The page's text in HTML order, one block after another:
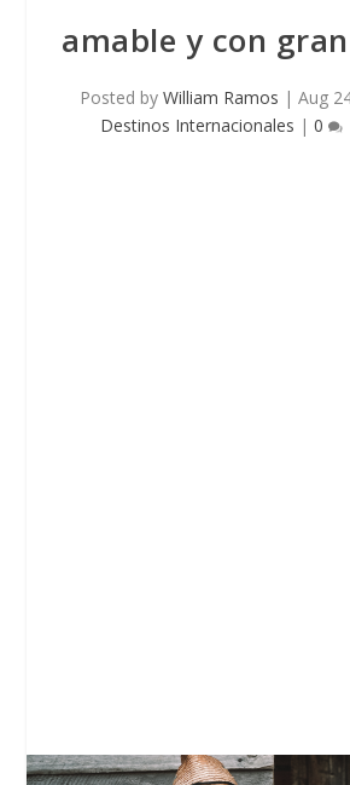
amable y con
Posted by William Ramos | Aug
Destinos Internacionales | 0